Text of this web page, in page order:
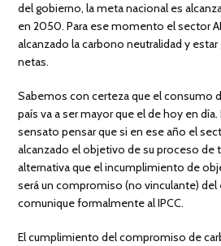
del gobierno, la meta nacional es
en 2050. Para ese momento el sector
alcanzado la carbono neutralidad y
netas.
Sabemos con certeza que el consumo
país va a ser mayor que el de hoy en
sensato pensar que si en ese año el
alcanzado el objetivo de su proceso de
alternativa que el incumplimiento de
será un compromiso (no vinculante) del
comunique formalmente al IPCC.
El cumplimiento del compromiso de